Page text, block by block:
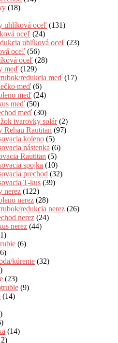
(18)
uhlíková oceľ (131)
oceľ (24)
uhlíková oceľ (23)
oceľ (56)
oceľ (28)
meď (129)
redukcia meď (17)
meď (6)
meď (24)
meď (50)
meď (30)
tvarovky solár (2)
Rehau Rautitan (97)
koleno (5)
nástenka (6)
Rautitan (5)
spojka (10)
prechod (32)
T-kus (39)
nerez (122)
nerez (28)
redukcia nerez (26)
nerez (24)
nerez (44)
(6)
kúrenie (32)
(23)
(9)
(14)
(14)